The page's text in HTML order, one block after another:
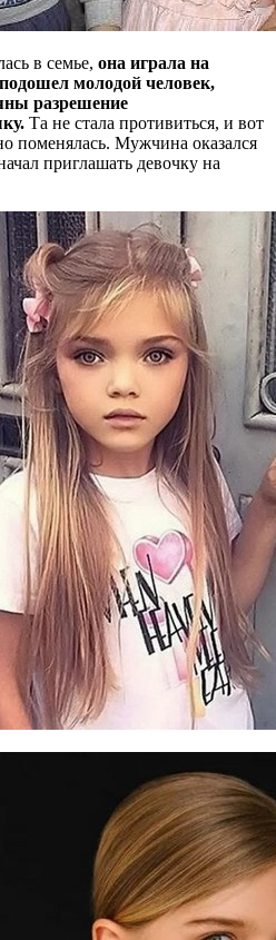
в семье, она играла на
молодой человек,
разрешение
Та не стала противиться, и вот
поменялась. Мужчина оказался
приглашать девочку на